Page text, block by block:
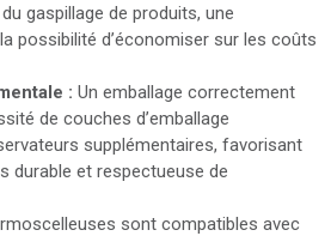
gaspillage de produits, une
possibilité d’économiser sur les coûts
: Un emballage correctement
de couches d’emballage
supplémentaires, favorisant
durable et respectueuse de
sont compatibles avec